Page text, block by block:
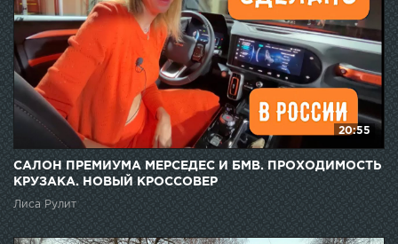
20:55
САЛОН ПРЕМИУМА МЕРСЕДЕС И БМВ. ПРОХОДИМОСТЬ
КРУЗАКА. НОВЫЙ КРОССОВЕР
Лиса Рулит